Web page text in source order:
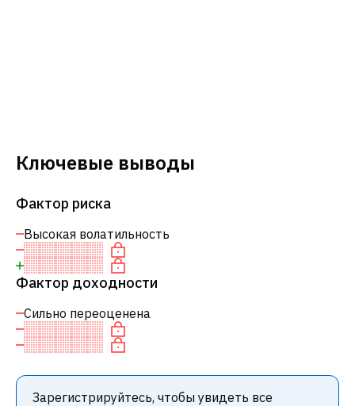
Ключевые выводы
Фактор риска
Высокая волатильность
Фактор доходности
Сильно переоценена
Зарегистрируйтесь, чтобы увидеть все